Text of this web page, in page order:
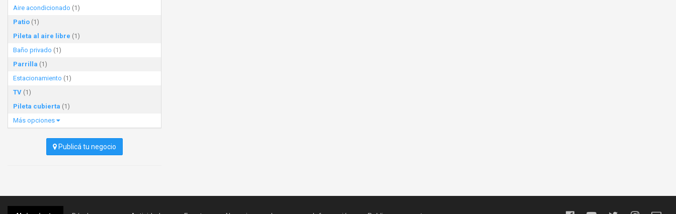
Aire acondicionado (1)
Patio (1)
Pileta al aire libre (1)
Baño privado (1)
Parrilla (1)
Estacionamiento (1)
TV (1)
Pileta cubierta (1)
Más opciones
Publicá tu negocio